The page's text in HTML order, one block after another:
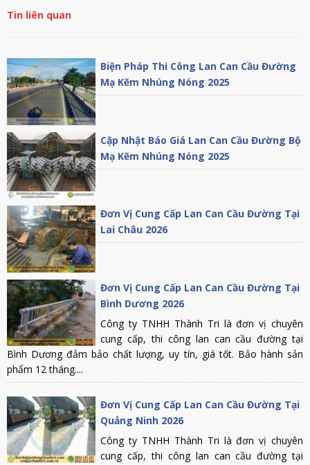
Tin liên quan
Biện Pháp Thi Công Lan Can Cầu Đường
Mạ Kẽm Nhúng Nóng 2025
Cập Nhật Báo Giá Lan Can Cầu Đường Bộ
Mạ Kẽm Nhúng Nóng 2025
Đơn Vị Cung Cấp Lan Can Cầu Đường Tại
Lai Châu 2026
Đơn Vị Cung Cấp Lan Can Cầu Đường Tại
Bình Dương 2026
Công ty TNHH Thành Tri là đơn vị chuyên
cung cấp, thi công lan can cầu đường tại
Bình Dương đảm bảo chất lượng, uy tín, giá tốt. Bảo hành sản
phẩm 12 tháng....
Đơn Vị Cung Cấp Lan Can Cầu Đường Tại
Quảng Ninh 2026
Công ty TNHH Thành Tri là đơn vị chuyên
cung cấp, thi công lan can cầu đường tại